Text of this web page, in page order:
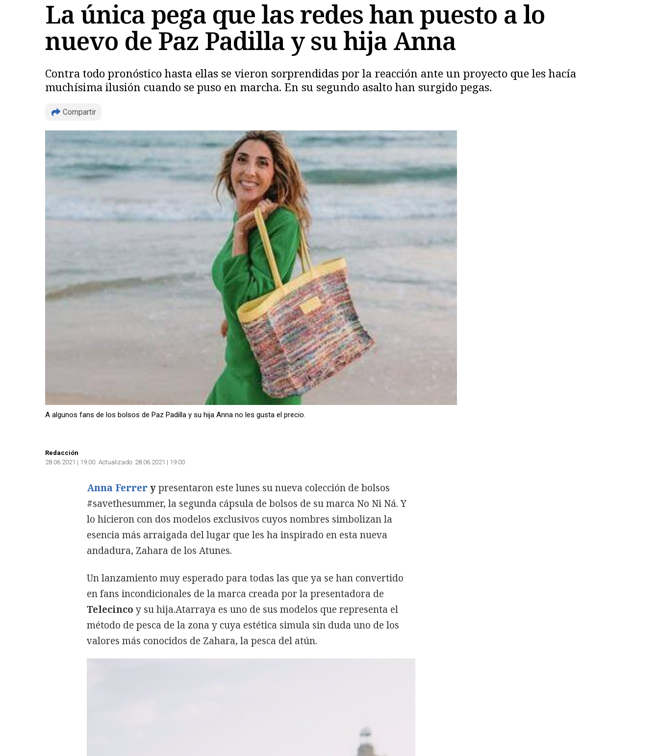
La única pega que las redes han puesto a lo
nuevo de Paz Padilla y su hija Anna
Contra todo pronóstico hasta ellas se vieron sorprendidas por la reacción ante un proyecto que les hacía
muchísima ilusión cuando se puso en marcha. En su segundo asalto han surgido pegas.
Compartir
Copiar
A algunos fans de los bolsos de Paz Padilla y su hija Anna no les gusta el precio.
Redacción
28.06.2021 | 19:00 Actualizado: 28.06.2021 | 19:00
Anna Ferrerypresentaron este lunes su nueva colección de bolsos
#savethesummer, la segunda cápsula de bolsos de su marca No Ni Ná. Y
lo hicieron con dos modelos exclusivos cuyos nombres simbolizan la
esencia más arraigada del lugar que les ha inspirado en esta nueva
andadura, Zahara de los Atunes.
Un lanzamiento muy esperado para todas las que ya se han convertido
en fans incondicionales de la marca creada por la presentadora de
Telecinco y su hija.Atarraya es uno de sus modelos que representa el
método de pesca de la zona y cuya estética simula sin duda uno de los
valores más conocidos de Zahara, la pesca del atún.